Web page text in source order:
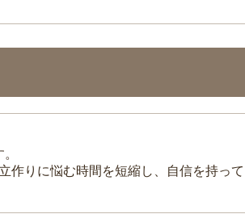
作りに悩む時間を短縮し、自信を持って